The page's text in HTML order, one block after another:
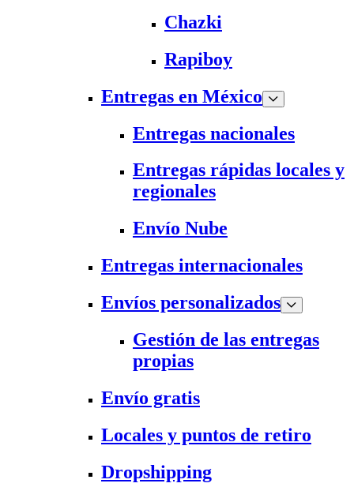
Chazki
Rapiboy
Entregas en México
Entregas nacionales
Entregas rápidas locales y
regionales
Envío Nube
Entregas internacionales
Envíos personalizados
Gestión de las entregas
propias
Envío gratis
Locales y puntos de retiro
Dropshipping